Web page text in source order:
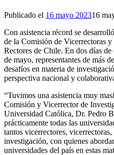
Publicado el 16 mayo 202316
Con asistencia récord se
de la Comisión de Vicerrectoras
Rectores de Chile. En dos días
de mayo, representantes de más
desafíos en materia de
perspectiva nacional y
“Tuvimos una asistencia muy
Comisión y Vicerrector de
Universidad Católica, Dr. Pedro
prácticamente todas las
tantos vicerrectores,
investigación, con quienes
universidades del país en estas